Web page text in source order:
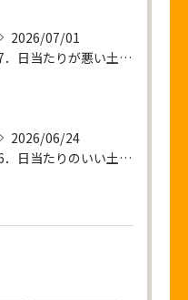
2026/07/01
7．日当たりが悪い土地 ＝ 暗い家が建つ？
2026/06/24
6．日当たりのいい土地を買って後悔すること